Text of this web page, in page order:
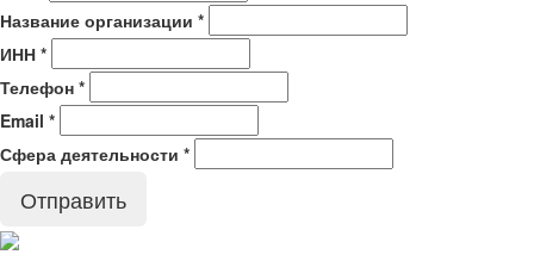
Название организации *
ИНН *
Телефон *
Email *
Сфера деятельности *